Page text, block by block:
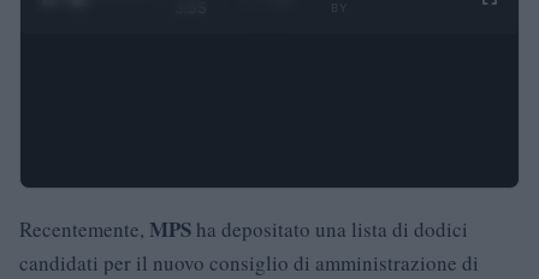
Recentemente, MPS ha depositato una lista di dodici
candidati per il nuovo consiglio di amministrazione di